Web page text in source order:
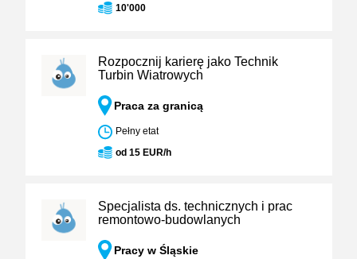
10'000
Rozpocznij karierę jako Technik
Turbin Wiatrowych
Praca za granicą
Pełny etat
od 15 EUR/h
Specjalista ds. technicznych i prac
remontowo-budowlanych
Pracy w Śląskie